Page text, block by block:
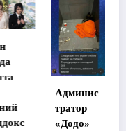
Админис
«Додо»
Стала